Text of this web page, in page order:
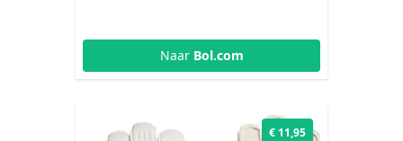
Naar Bol.com
€ 11,95